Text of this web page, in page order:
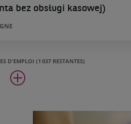
bez obsługi kasowej)
D'EMPLOI (1 037 RESTANTES)